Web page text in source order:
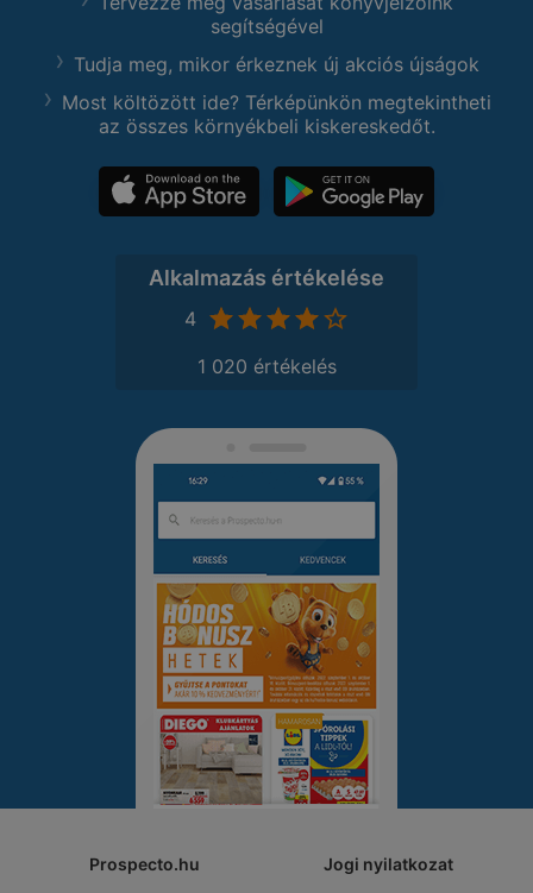
segítségével
Tudja meg, mikor érkeznek új akciós újságok
Most költözött ide? Térképünkön megtekintheti
az összes környékbeli kiskereskedőt.
Alkalmazás értékelése
4
1 020 értékelés
Prospecto.hu Jogi nyilatkozat